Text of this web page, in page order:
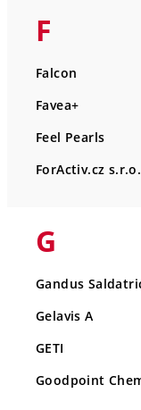
F
Falcon
Favea+
Feel Pearls
ForActiv.cz s.r.o.
G
Gandus
Gelavis A
GETI
Goodpoint